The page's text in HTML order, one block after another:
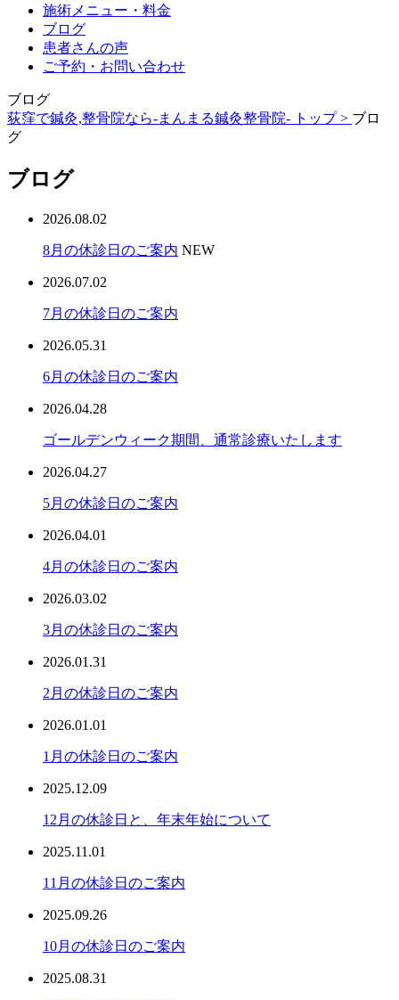
施術メニュー・料金
ブログ
患者さんの声
ご予約・お問い合わせ
ブログ
荻窪で鍼灸,整骨院なら-まんまる鍼灸整骨院- トップ > ブロ
グ
ブログ
2026.08.02
8月の休診日のご案内 NEW
2026.07.02
7月の休診日のご案内
2026.05.31
6月の休診日のご案内
2026.04.28
ゴールデンウィーク期間、通常診療いたします
2026.04.27
5月の休診日のご案内
2026.04.01
4月の休診日のご案内
2026.03.02
3月の休診日のご案内
2026.01.31
2月の休診日のご案内
2026.01.01
1月の休診日のご案内
2025.12.09
12月の休診日と、年末年始について
2025.11.01
11月の休診日のご案内
2025.09.26
10月の休診日のご案内
2025.08.31